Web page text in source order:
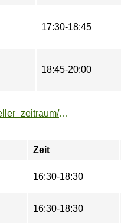
17:30-18:45
18:45-20:00
https://buchung.hochschulsport-potsdam.de/angebote/aktueller_zeitraum/_Kanupolo_-_Grundlagen.html
Zeit
16:30-18:30
16:30-18:30